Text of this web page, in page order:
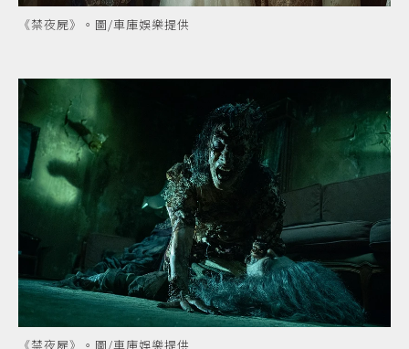
《禁夜屍》。圖/車庫娛樂提供
《禁夜屍》。圖/車庫娛樂提供